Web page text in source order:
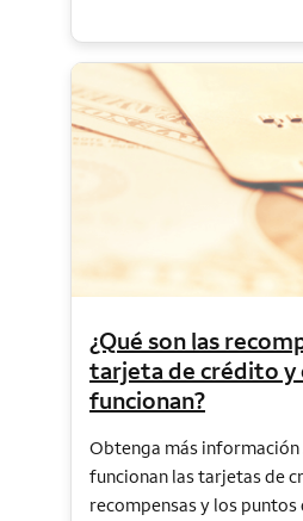
¿Qué son las
tarjeta de crédito y
funcionan?
Obtenga más
funcionan las tarjetas de
recompensas y los puntos